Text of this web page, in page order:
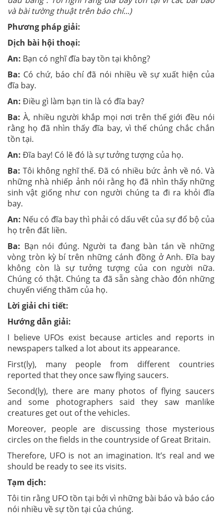
và bài tường thuật trên báo chí...)
Phương pháp giải:
Dịch bài hội thoại:
An: Bạn có nghĩ đĩa bay tồn tại không?
Ba: Có chứ, báo chí đã nói nhiều về sự xuất hiện của
đĩa bay.
An: Điều gì làm bạn tin là có đĩa bay?
Ba: À, nhiều người khắp mọi nơi trên thế giới đều nói
rằng họ đã nhìn thấy đĩa bay, vì thế chúng chắc chắn
tồn tại.
An: Đĩa bay! Có lẽ đó là sự tưởng tượng của họ.
Ba: Tôi không nghĩ thế. Đã có nhiều bức ảnh về nó. Và
những nhà nhiếp ảnh nói rằng họ đã nhìn thấy những
sinh vật giống như con người chúng ta đi ra khỏi đĩa
bay.
An: Nếu có đĩa bay thì phải có dấu vết của sự đổ bộ của
họ trên đất liền.
Ba: Bạn nói đúng. Người ta đang bàn tán về những
vòng tròn kỳ bí trên những cánh đồng ở Anh. Đĩa bay
không còn là sự tưởng tượng của con người nữa.
Chúng có thật. Chúng ta đã sẵn sàng chào đón những
chuyến viếng thăm của họ.
Lời giải chi tiết:
Hướng dẫn giải:
I believe UFOs exist because articles and reports in
newspapers talked a lot about its appearance.
First(ly), many people from different countries
reported that they once saw flying saucers.
Second(ly), there are many photos of flying saucers
and some photographers said they saw manlike
creatures get out of the vehicles.
Moreover, people are discussing those mysterious
circles on the fields in the countryside of Great Britain.
Therefore, UFO is not an imagination. It’s real and we
should be ready to see its visits.
Tạm dịch:
Tôi tin rằng UFO tồn tại bởi vì những bài báo và báo cáo
nói nhiều về sự tồn tại của chúng.